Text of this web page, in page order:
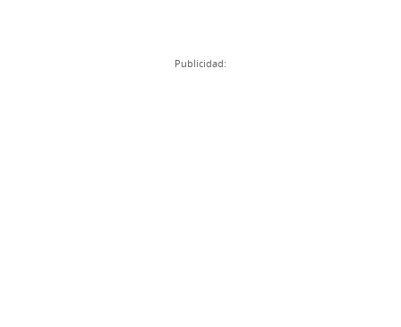
Publicidad: